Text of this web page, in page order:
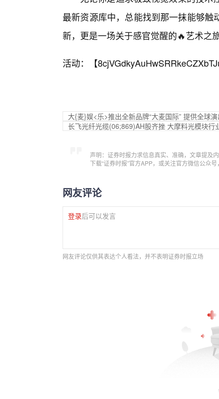
最新资源库中，总能找到那一抹能够
新，更是一场关于感官觉醒的🔥艺术之
活动：【
大{麦}娱<乐>推出全新品牌“大麦国际” 提供全球
长飞光纤光缆(06;869)AH股齐挫 大摩料光模块行
声明：证券时报力求信息真实、准确，文章提及
下载“证券时报”官方APP，或关注官方微信公众
网友评论
登录后可以发言
网友评论仅供其表达个人看法，并不表明证券时报立场